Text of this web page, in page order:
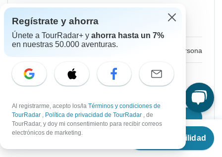
Desde €2,050
Ver disponibilidad
Poca disponibilidad
Desde: por persona
Regístrate para acceder a los descuentos
Confirmar fechas
Regístrate y ahorra
Únete a TourRadar+ y ahorra hasta un 7%
en nuestras 50.000 aventuras.
Al registrarme, acepto los/la Términos y condiciones de
TourRadar , Política de privacidad de TourRadar , de
TourRadar, y doy mi consentimiento para recibir correos
electrónicos de marketing.